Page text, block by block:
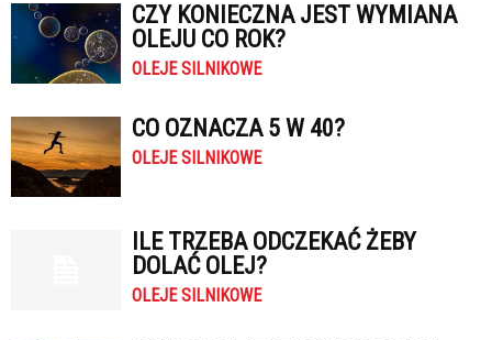
CZY KONIECZNA JEST WYMIANA
OLEJU CO ROK?
OLEJE SILNIKOWE
CO OZNACZA 5 W 40?
OLEJE SILNIKOWE
ILE TRZEBA ODCZEKAĆ ŻEBY
DOLAĆ OLEJ?
OLEJE SILNIKOWE